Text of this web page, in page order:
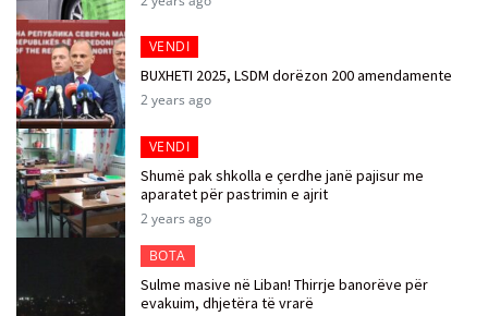
VENDI
BUXHETI 2025, LSDM dorëzon 200 amendamente
2 years ago
VENDI
Shumë pak shkolla e çerdhe janë pajisur me
aparatet për pastrimin e ajrit
2 years ago
BOTA
Sulme masive në Liban! Thirrje banorëve për
evakuim, dhjetëra të vrarë